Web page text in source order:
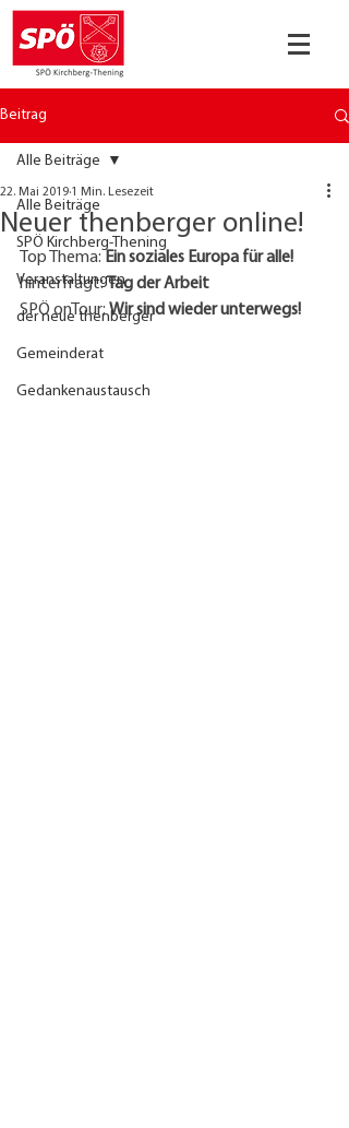
Beitrag
Alle Beiträge
SPÖ Kirchberg-Thening
Veranstaltungen
der neue thenberger
Gemeinderat
Gedankenaustausch
Alle Beiträge
Neuer thenberger online!
22. Mai 2019 1 Min. Lesezeit
Top Thema: Ein soziales Europa für alle!
hinterfragt: Tag der Arbeit
SPÖ onTour: Wir sind wieder unterwegs!